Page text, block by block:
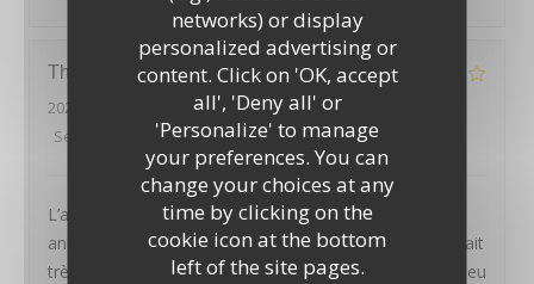
networks) or display
personalized advertising or
content. Click on 'OK, accept
all', 'Deny all' or
'Personalize' to manage
your preferences. You can
change your choices at any
time by clicking on the
cookie icon at the bottom
left of the site pages.
Thierry
2026-07-30
- 20:00 - Guests 2
Service
Ambiance:4/5 Food: 2/5 Value:
L’année dernière en Avril on était la pour mon
anniversaire. Tout était parfait. Mais cette fois ci on était
très déçu. Les plats étaient rien de spécial, même un peu
LE PAVILLON DE BAILLY